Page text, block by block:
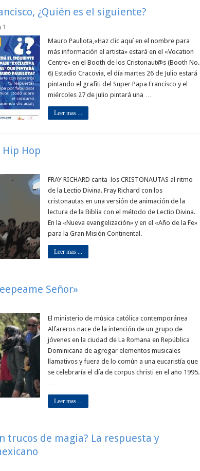
¿Quién es el siguiente?
1
Mauro Paullota,«Haz clic aquí en el nombre para
más información el artista» estará en el «Vocation
Centre» en el Booth de los Cristonaut@s (Booth No.
6) Estadio Cracovia, el día martes 26 de Julio estará
pintando el grafiti del Super Papa Francisco y el
miércoles 27 de julio pintará una …
Leer mas ...
Hip Hop
FRAY RICHARD canta los CRISTONAUTAS al ritmo
de la Lectio Divina. Fray Richard con los
cristonautas en una versión de animación de la
lectura de la Biblia con el método de Lectio Divina.
En la «Nueva evangelización» y en el «Año de la Fe»
para la Gran Misión Continental.
Leer mas ...
Señor»
El ministerio de música católica contemporánea
Alfareros nace de la intención de un grupo de
jóvenes en la ciudad de La Romana en República
Dominicana de agregar elementos musicales
llamativos y fuera de lo común a una eucaristía que
se celebraría el día de corpus christi en el año 1995.
…
Leer mas ...
trucos de magia? La respuesta y